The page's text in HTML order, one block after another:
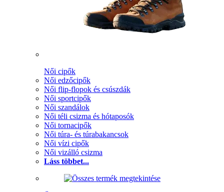
Női cipők
Női edzőcipők
Női flip-flopok és csúszdák
Női sportcipők
Női szandálok
Női téli csizma és hótaposók
Női tornacipők
Női túra- és túrabakancsok
Női vízi cipők
Női vizálló csizma
Láss többet...